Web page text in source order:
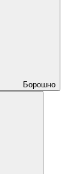
Борошно